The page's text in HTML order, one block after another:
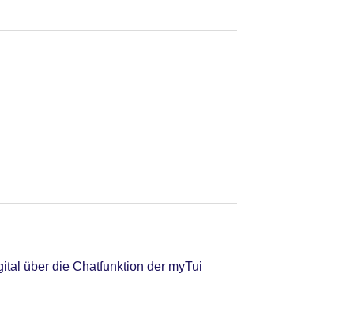
über die Chatfunktion der myTui